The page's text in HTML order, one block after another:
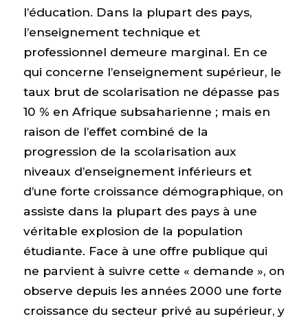
l’éducation. Dans la plupart des pays,
l’enseignement technique et
professionnel demeure marginal. En ce
qui concerne l’enseignement supérieur, le
taux brut de scolarisation ne dépasse pas
10 % en Afrique subsaharienne ; mais en
raison de l’effet combiné de la
progression de la scolarisation aux
niveaux d’enseignement inférieurs et
d’une forte croissance démographique, on
assiste dans la plupart des pays à une
véritable explosion de la population
étudiante. Face à une offre publique qui
ne parvient à suivre cette « demande », on
observe depuis les années 2000 une forte
croissance du secteur privé au supérieur, y